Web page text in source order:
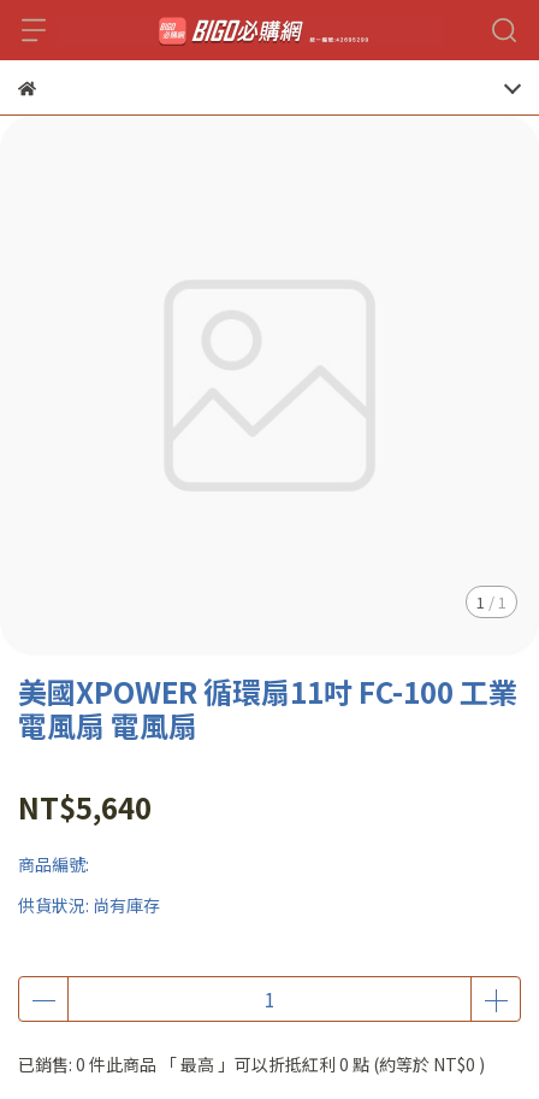
1 / 1
美國XPOWER 循環扇11吋 FC-100 工業
電風扇 電風扇
NT$5,640
商品編號:
供貨狀況: 尚有庫存
已銷售: 0 件此商品 「 最高 」可以折抵紅利 0 點 (約等於 NT$0 )